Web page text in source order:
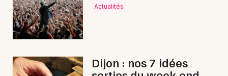
Nouvel An en Bourgogne
Nouvel An en Bourgogne-Franche-Comté
Actualités
Dijon : nos 7 idées